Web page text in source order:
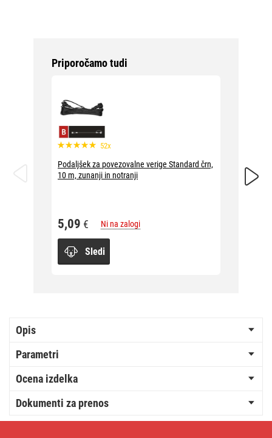
Priporočamo tudi
52x
Podaljšek za povezovalne verige Standard črn,
10 m, zunanji in notranji
5,09 € Ni na zalogi
Sledi
Opis
Parametri
Ocena izdelka
Dokumenti za prenos